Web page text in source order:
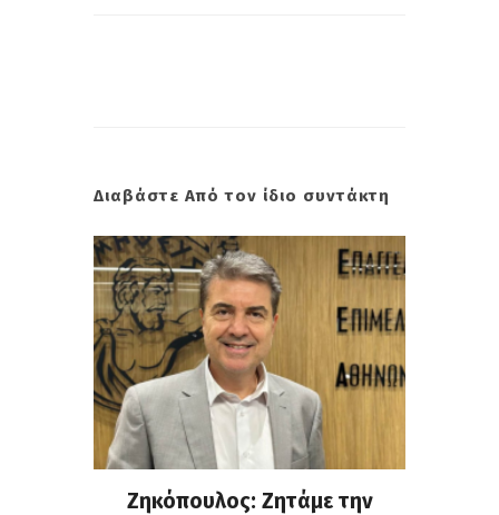
Διαβάστε Από τον ίδιο συντάκτη
Ζηκόπουλος: Ζητάμε την